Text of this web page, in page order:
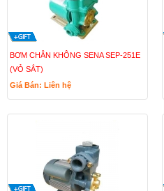
BƠM CHÂN KHÔNG SENA SEP-251E
(VỎ SẮT)
Giá Bán: Liên hệ